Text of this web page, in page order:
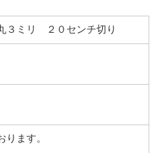
３ミリ ２０センチ切り
ります。